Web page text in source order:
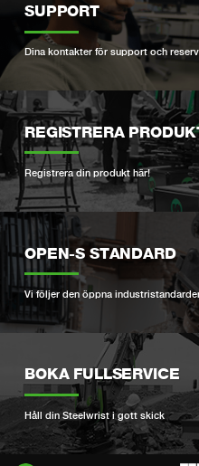
SUPPORT
Dina kontakter för support och
REGISTRERA
Registrera din produkt här!
OPEN-S STANDARD
Vi följer den öppna
BOKA FULLSERVICE
Håll din Steelwrist i gott skick